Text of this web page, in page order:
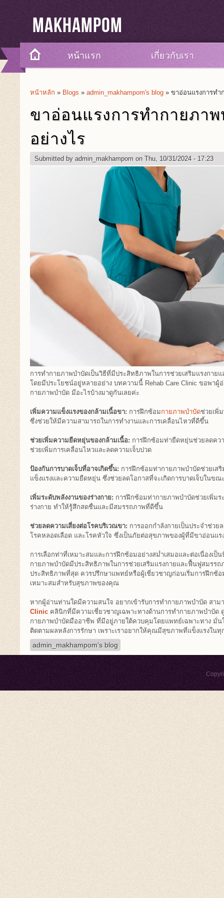
Makhampom
หน้าแรก เกี่ยวกับเรา
You Are Here
หน้าหลัก » Blogs » admin_makhampom's blog » ขาอ่อนแรงการทำ
ขาอ่อนแรงการทำกายภา
อย่างไร
Submitted by admin_makhampom on Thu, 10/31/2024 - 17:23
การทำกายภาพบำบัดเป็นวิธีที่มีประสิทธิภาพในการช่วยเสริมแรงกาย
โดยมีประโยชน์อยู่หลายอย่าง บทความนี้ Rehab Care Clinic ขอพา
กายภาพบำบัด มีอะไรบ้างมาดูกันเลยค่ะ
เพิ่มความแข็งแรงของกล้ามเนื้อขา: การฝึกซ้อมกายภาพบำบัดช่วยเพิ่
ซึ่งช่วยให้มีความสามารถในการทำงานและการเคลื่อนไหวที่ดีขึ้น
ช่วยเพิ่มความยืดหยุ่นของกล้ามเนื้อ: การฝึกซ้อมท่ายืดหยุ่นช่วยลดคว
ช่วยเพิ่มการเคลื่อนไหวและลดความเจ็บปวด
ป้องกันการบาดเจ็บที่อาจเกิดขึ้น: การฝึกซ้อมท่ากายภาพบำบัดช่วยเส
แข็งแรงและความยืดหยุ่น ซึ่งช่วยลดโอกาสที่จะเกิดการบาดเจ็บในขณ
เพิ่มระดับพลังงานของร่างกาย: การฝึกซ้อมท่ากายภาพบำบัดช่วยเพิ่ม
ร่างกาย ทำให้รู้สึกสดชื่นและมีสมรรถภาพที่ดีขึ้น
ช่วยลดความเสี่ยงต่อโรคบริเวณขา: การออกกำลังกายเป็นประจำช่วย
โรคหลอดเลือด และโรคหัวใจ ซึ่งเป็นภัยต่อสุขภาพของผู้ที่มีขาอ่อนแร
การเลือกท่าที่เหมาะสมและการฝึกซ้อมอย่างสม่ำเสมอและต่อเนื่องเ
กายภาพบำบัดมีประสิทธิภาพในการช่วยเสริมแรงกายและฟื้นฟูสมรรถ
ประสิทธิภาพที่สุด ควรปรึกษาแพทย์หรือผู้เชี่ยวชาญก่อนเริ่มการฝึกซ้
เหมาะสมสำหรับสุขภาพของคุณ
หากผู้อ่านท่านใดมีความสนใจ อยากเข้ารับการทำกายภาพบำบัด สา
Clinic คลินิกที่มีความเชี่ยวชาญเฉพาะทางด้านการทำกายภาพบำบั
กายภาพบำบัดมืออาชีพ ที่มีอยู่ภายใต้ควบคุมโดยแพทย์เฉพาะทาง มั่น
ติดตามผลหลังการรักษา เพราะเราอยากให้คุณมีสุขภาพที่แข็งแรงในทุ
admin_makhampom's blog